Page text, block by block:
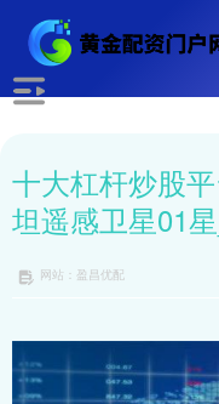
十大杠杆炒股
坦遥感卫星01
网站：盈昌优配